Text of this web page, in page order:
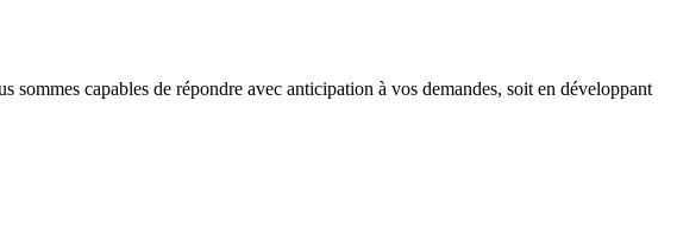
capables de répondre avec anticipation à vos demandes, soit en développant